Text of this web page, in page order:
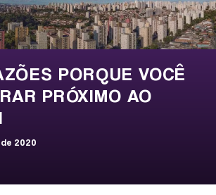
PORQUE VOCÊ
PRÓXIMO AO
2020